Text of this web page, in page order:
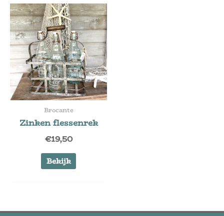
Brocante
Zinken flessenrek
€19,50
Bekijk